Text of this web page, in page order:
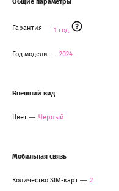
Гарантия 1 год
Год модели 2024
Внешний вид
Цвет Черный
Мобильная связь
Количество SIM-карт 2